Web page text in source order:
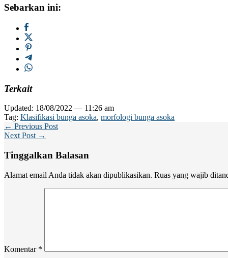
Sebarkan ini:
Terkait
Updated: 18/08/2022 — 11:26 am
Tag: Klasifikasi bunga asoka, morfologi bunga asoka
← Previous Post
Next Post →
Tinggalkan Balasan
Alamat email Anda tidak akan dipublikasikan. Ruas yang wajib
Komentar *